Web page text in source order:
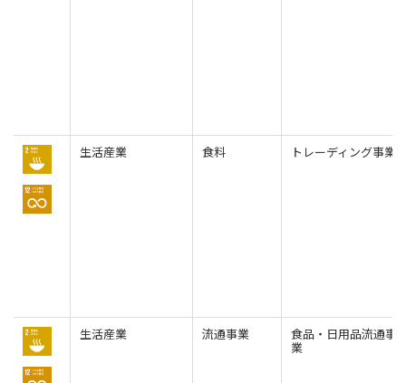
生活産業 食料 トレーディング事業
生活産業 流通事業 食品・日用品流通事
業